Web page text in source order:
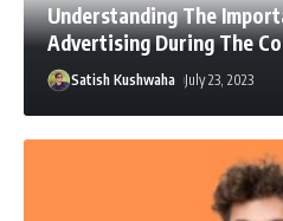
Understanding The
Advertising During The
Satish Kushwaha July 23, 2023